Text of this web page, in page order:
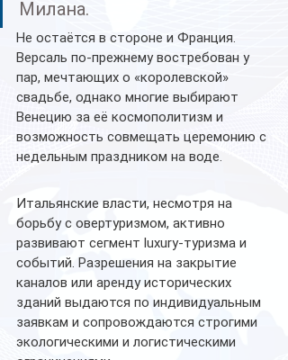
Милана.
Не остаётся в стороне и Франция.
Версаль по-прежнему востребован у
пар, мечтающих о «королевской»
свадьбе, однако многие выбирают
Венецию за её космополитизм и
возможность совмещать церемонию с
недельным праздником на воде.
Итальянские власти, несмотря на
борьбу с овертуризмом, активно
развивают сегмент luxury-туризма и
событий. Разрешения на закрытие
каналов или аренду исторических
зданий выдаются по индивидуальным
заявкам и сопровождаются строгими
экологическими и логистическими